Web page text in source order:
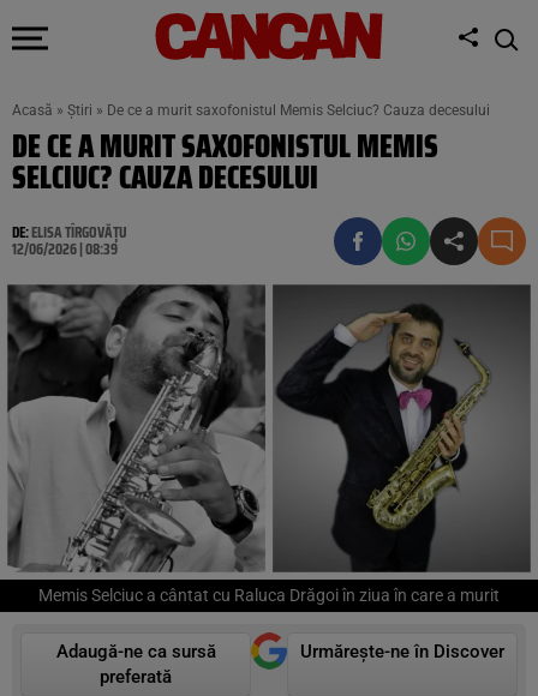
Acasă » Știri » De ce a murit saxofonistul Memis Selciuc? Cauza decesului
DE CE A MURIT SAXOFONISTUL MEMIS
SELCIUC? CAUZA DECESULUI
DE:ELISA TÎRGOVĂȚU
12/06/2026 | 08:39
Memis Selciuc a cântat cu Raluca Drăgoi în ziua în care a murit
Adaugă-ne ca sursă
preferată
Urmărește-ne în Discover